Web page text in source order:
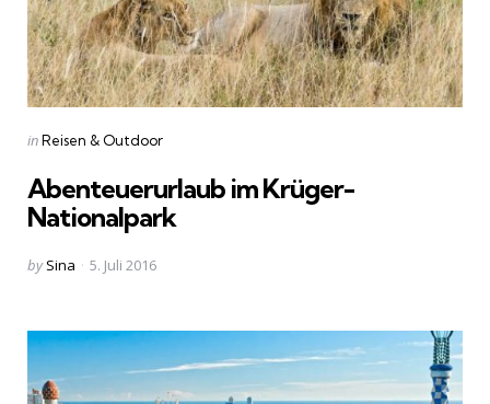
Categories
Posted
inReisen & Outdoor
Abenteuerurlaub im Krüger-
Nationalpark
Posted
by Sina 5. Juli 2016